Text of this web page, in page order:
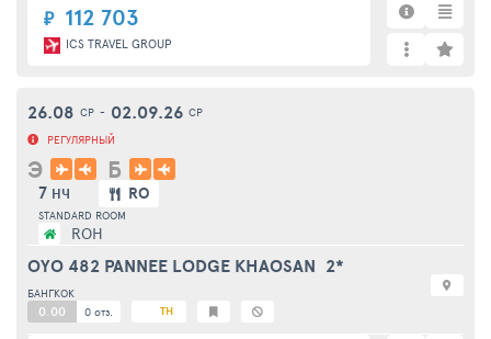
₽ 112 703
ICS TRAVEL GROUP
26.08 СР - 02.09.26 СР
РЕГУЛЯРНЫЙ
Э Б
7 НЧ RO
STANDARD ROOM
ROH
OYO 482 PANNEE LODGE KHAOSAN 2*
БАНГКОК
0.00 0 отз. TH